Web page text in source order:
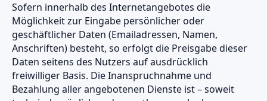
Sofern innerhalb des Internetangebotes die
Möglichkeit zur Eingabe persönlicher oder
geschäftlicher Daten (Emailadressen, Namen,
Anschriften) besteht, so erfolgt die Preisgabe dieser
Daten seitens des Nutzers auf ausdrücklich
freiwilliger Basis. Die Inanspruchnahme und
Bezahlung aller angebotenen Dienste ist – soweit